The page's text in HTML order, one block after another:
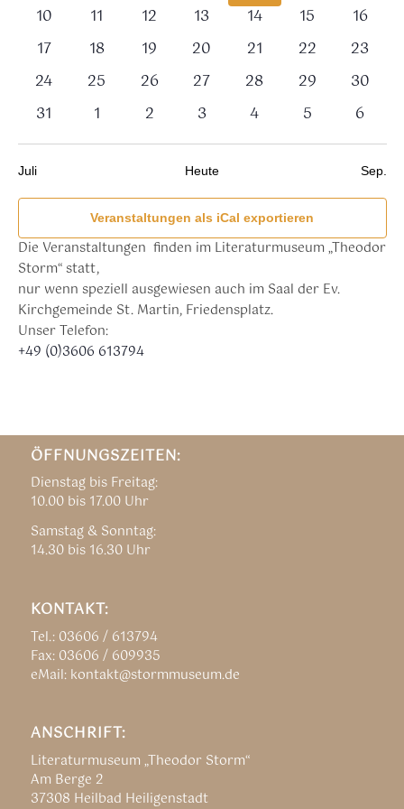
Veranstaltungen,
Veranstaltungen,
Veranstaltungen,
Veranstaltungen,
Veranstaltungen,
0
Veranstaltungen,
10
0
Veranstaltungen,
11
0
Veranstaltungen,
12
0
Veranstaltungen,
13
0
Veranstaltungen,
14
0
15
0
16
0
Veranstaltungen,
17
0
Veranstaltungen,
18
0
Veranstaltungen,
19
0
Veranstaltungen,
20
0
Veranstaltungen,
21
0
22
0
23
0
Veranstaltungen,
24
0
Veranstaltungen,
25
0
Veranstaltungen,
26
0
Veranstaltungen,
27
0
Veranstaltungen,
28
0
29
0
30
0
31
0
1
0
2
0
3
0
4
0
5
0
6
Juli Heute Sep.
Veranstaltungen als iCal exportieren
Die Veranstaltungen finden im Literaturmuseum „Theodor
Storm“ statt,
nur wenn speziell ausgewiesen auch im Saal der Ev.
Kirchgemeinde St. Martin, Friedensplatz.
Unser Telefon:
+49 (0)3606 613794
ÖFFNUNGSZEITEN:
Dienstag bis Freitag:
10.00 bis 17.00 Uhr
Samstag & Sonntag:
14.30 bis 16.30 Uhr
KONTAKT:
Tel.: 03606 / 613794
Fax: 03606 / 609935
eMail: kontakt@stormmuseum.de
ANSCHRIFT:
Literaturmuseum „Theodor Storm“
Am Berge 2
37308 Heilbad Heiligenstadt